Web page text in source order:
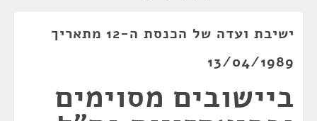
ישיבת ועדה של הכנסת ה-12 מתאריך
13/04/1989
ביישובים מסוימים